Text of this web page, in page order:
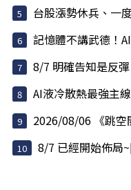
台股漲勢休兵、一
記憶體不講武德！
8/7 明確告知是反
AI液冷散熱最強主
2026/08/06 《跳
8/7 已經開始佈局